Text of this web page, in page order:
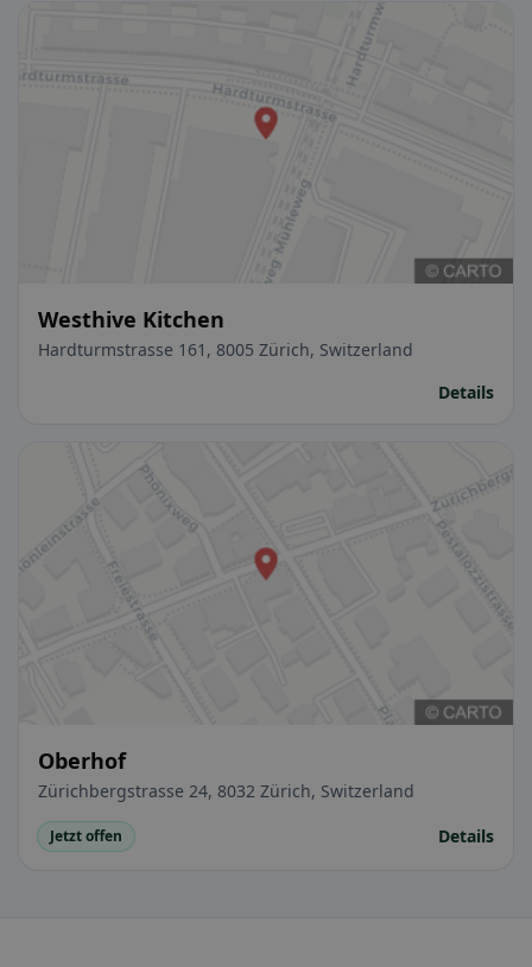
Westhive Kitchen
Hardturmstrasse 161, 8005 Zürich, Switzerland
Details
Oberhof
Zürichbergstrasse 24, 8032 Zürich, Switzerland
Jetzt offen Details